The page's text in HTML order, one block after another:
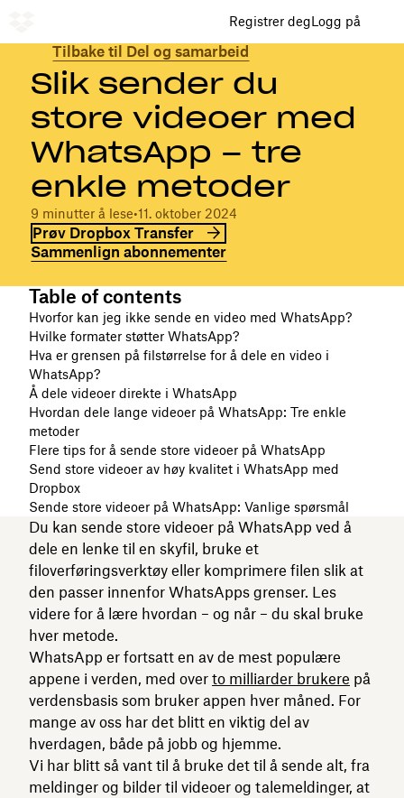
Registrer degLogg på
Tilbake til Del og samarbeid
Slik sender du
store videoer med
WhatsApp – tre
enkle metoder
9 minutter å lese•11. oktober 2024
Prøv Dropbox Transfer
Sammenlign abonnementer
Table of contents
Hvorfor kan jeg ikke sende en video med WhatsApp?
Hvilke formater støtter WhatsApp?
Hva er grensen på filstørrelse for å dele en video i
WhatsApp?
Å dele videoer direkte i WhatsApp
Hvordan dele lange videoer på WhatsApp: Tre enkle
metoder
Flere tips for å sende store videoer på WhatsApp
Send store videoer av høy kvalitet i WhatsApp med
Dropbox
Sende store videoer på WhatsApp: Vanlige spørsmål
Du kan sende store videoer på WhatsApp ved å
dele en lenke til en skyfil, bruke et
filoverføringsverktøy eller komprimere filen slik at
den passer innenfor WhatsApps grenser. Les
videre for å lære hvordan – og når – du skal bruke
hver metode.
WhatsApp er fortsatt en av de mest populære
appene i verden, med over to milliarder brukere på
verdensbasis som bruker appen hver måned. For
mange av oss har det blitt en viktig del av
hverdagen, både på jobb og hjemme.
Vi har blitt så vant til å bruke det til å sende alt, fra
meldinger og bilder til videoer og talemeldinger, at